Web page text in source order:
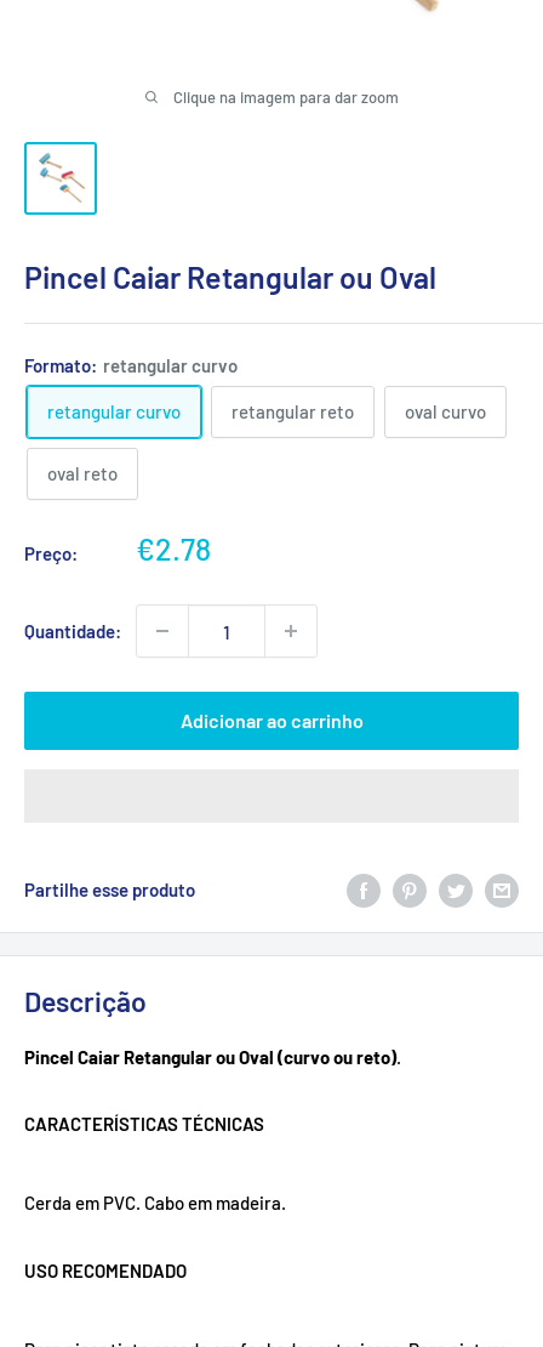
Clique na imagem para dar zoom
Pincel Caiar Retangular ou Oval
Formato: retangular curvo
retangular curvo retangular reto oval curvo
oval reto
Preço:
Preço
€2.78
Quantidade:
Adicionar ao carrinho
Partilhe esse produto
Descrição
Pincel Caiar Retangular ou Oval (curvo ou reto).
CARACTERÍSTICAS TÉCNICAS
Cerda em PVC. Cabo em madeira.
USO RECOMENDADO